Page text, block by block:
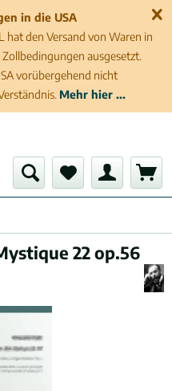
in die USA
hat den Versand von Waren in
ausgesetzt.
vorübergehend nicht
Mehr hier ...
22 op.56